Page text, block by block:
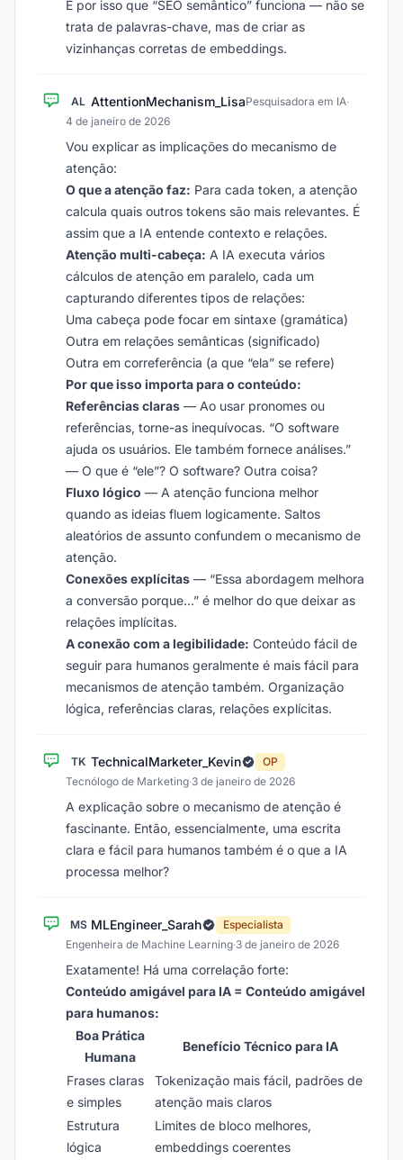
É por isso que “SEO semântico” funciona — não se
trata de palavras-chave, mas de criar as
vizinhanças corretas de embeddings.
AL AttentionMechanism_LisaPesquisadora em IA·
4 de janeiro de 2026
Vou explicar as implicações do mecanismo de
atenção:
O que a atenção faz: Para cada token, a atenção
calcula quais outros tokens são mais relevantes. É
assim que a IA entende contexto e relações.
Atenção multi-cabeça: A IA executa vários
cálculos de atenção em paralelo, cada um
capturando diferentes tipos de relações:
Uma cabeça pode focar em sintaxe (gramática)
Outra em relações semânticas (significado)
Outra em correferência (a que “ela” se refere)
Por que isso importa para o conteúdo:
Referências claras — Ao usar pronomes ou
referências, torne-as inequívocas. “O software
ajuda os usuários. Ele também fornece análises.”
— O que é “ele”? O software? Outra coisa?
Fluxo lógico — A atenção funciona melhor
quando as ideias fluem logicamente. Saltos
aleatórios de assunto confundem o mecanismo de
atenção.
Conexões explícitas — “Essa abordagem melhora
a conversão porque…” é melhor do que deixar as
relações implícitas.
A conexão com a legibilidade: Conteúdo fácil de
seguir para humanos geralmente é mais fácil para
mecanismos de atenção também. Organização
lógica, referências claras, relações explícitas.
TK TechnicalMarketer_Kevin
OP
Tecnólogo de Marketing·3 de janeiro de 2026
A explicação sobre o mecanismo de atenção é
fascinante. Então, essencialmente, uma escrita
clara e fácil para humanos também é o que a IA
processa melhor?
MS MLEngineer_Sarah
Especialista
Engenheira de Machine Learning·3 de janeiro de 2026
Exatamente! Há uma correlação forte:
Conteúdo amigável para IA = Conteúdo amigável
para humanos:
Boa Prática
Humana
Benefício Técnico para IA
Frases claras
e simples
Tokenização mais fácil, padrões de
atenção mais claros
Estrutura
lógica
Limites de bloco melhores,
embeddings coerentes